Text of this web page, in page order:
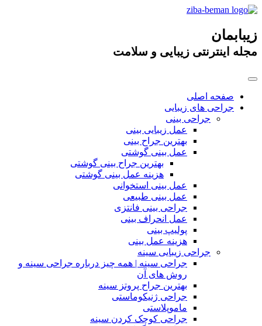
زیبابمان
مجله اینترنتی زیبایی و سلامت
صفحه اصلی
جراحی های زیبایی
جراحی بینی
عمل زیبایی بینی
بهترین جراح بینی
عمل بینی گوشتی
بهترین جراح بینی گوشتی
هزینه عمل بینی گوشتی
عمل بینی استخوانی
عمل بینی طبیعی
جراحی بینی فانتزی
عمل انحراف بینی
پولیپ بینی
هزینه عمل بینی
جراحی زیبایی سینه
جراحی سینه | همه چیز درباره جراحی سینه و
روش های آن
بهترین جراح پروتز سینه
جراحی ژنیکوماستی
ماموپلاستی
جراحی کوچک کردن سینه